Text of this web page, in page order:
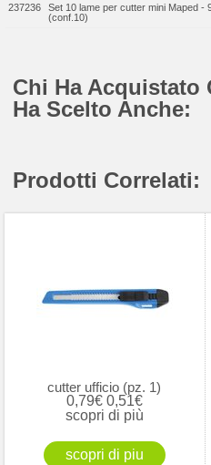
237236
Set 10 lame per cutter mini Maped -
(conf.10)
Chi Ha Acquistato
Ha Scelto Anche:
Prodotti Correlati:
cutter ufficio (pz. 1)
0,79€0,51€
scopri di più